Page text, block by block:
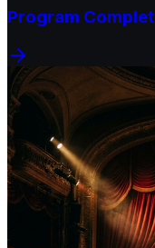
Program Complet